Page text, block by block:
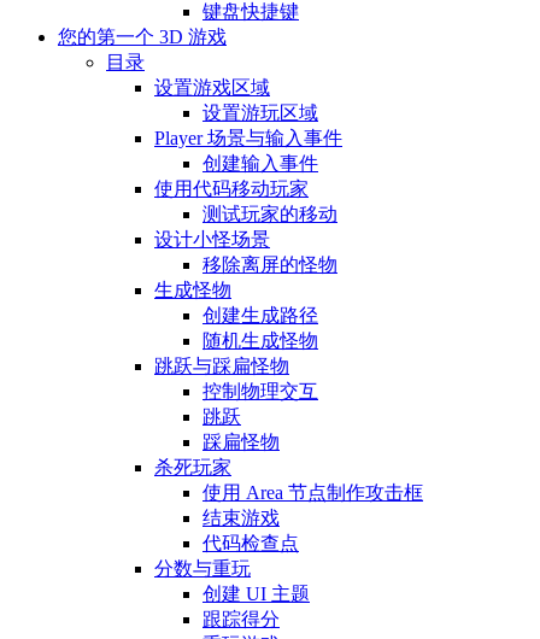
键盘快捷键
您的第一个 3D 游戏
目录
设置游戏区域
设置游玩区域
Player 场景与输入事件
创建输入事件
使用代码移动玩家
测试玩家的移动
设计小怪场景
移除离屏的怪物
生成怪物
创建生成路径
随机生成怪物
跳跃与踩扁怪物
控制物理交互
跳跃
踩扁怪物
杀死玩家
使用 Area 节点制作攻击框
结束游戏
代码检查点
分数与重玩
创建 UI 主题
跟踪得分